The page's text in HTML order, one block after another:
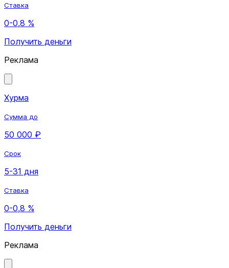
Ставка
0-0,8 %
Получить деньги
Реклама
Хурма
Сумма до
50 000 ₽
Срок
5-31 дня
Ставка
0-0,8 %
Получить деньги
Реклама